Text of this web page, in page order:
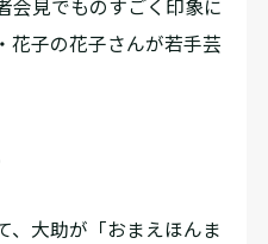
見でものすごく印象に
花子の花子さんが若手芸
大助が「おまえほんま